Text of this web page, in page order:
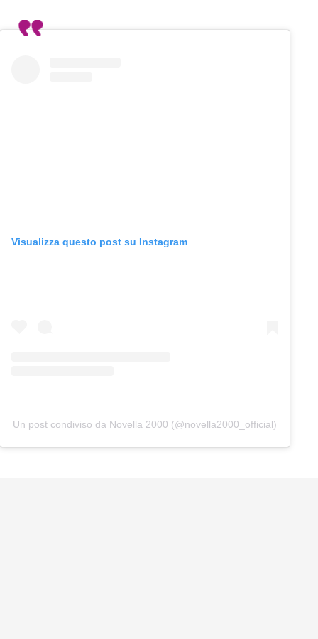
Visualizza questo post su Instagram
Un post condiviso da Novella 2000 (@novella2000_official)